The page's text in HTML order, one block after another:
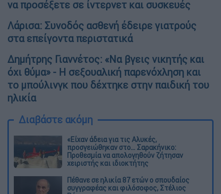
«Μέσω της προσπάθειας και της αποτυχίας
και φυσικά της νέας προσπάθειας. Και πάλι
από την αρχή. Όταν συνδέεσαι με τα
συναισθήματά σου μέσω του οργάνου, αυτός
είναι ο απόλυτος στόχος».
Τη συνέντευξη πήρε ο Γιάννης Μουστάκας
ΟΛΕΣ ΟΙ ΕΙΔΗΣΕΙΣ
Ερχονται... κατ΄οίκον πρόστιμα για
ανασφάλιστα και ανέλεγκτα οχήματα από
ΚΤΕΟ
Power pass: Τι ώρα πιστώνονται τα χρήματα
στους τραπεζικούς λογαριασμούς